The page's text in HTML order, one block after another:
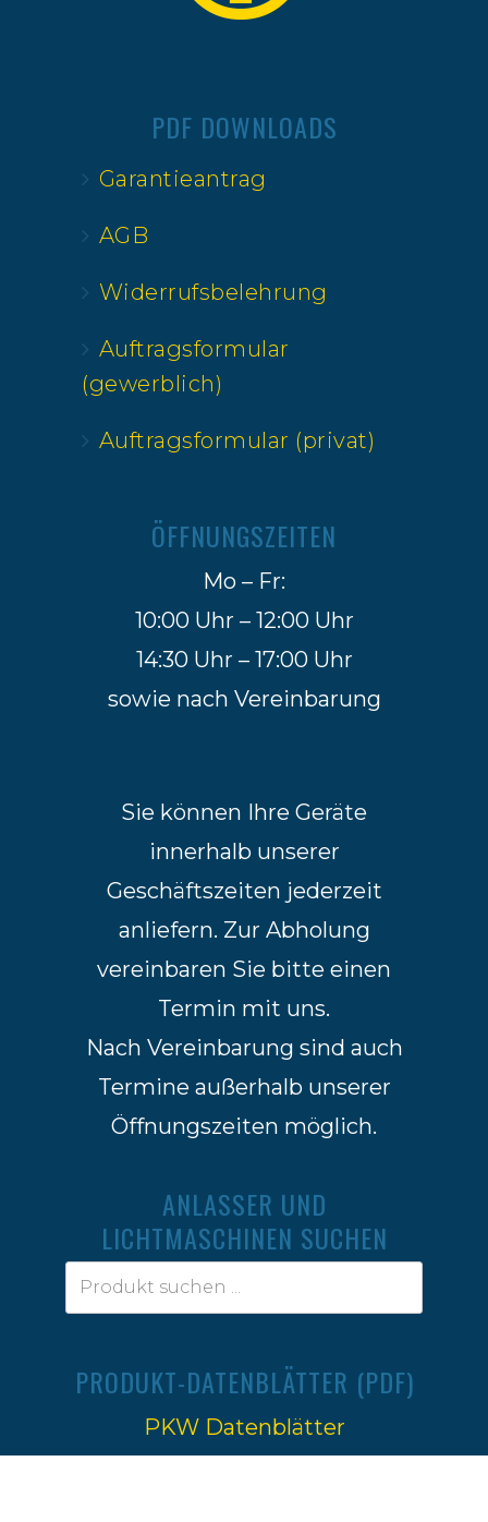
PDF DOWNLOADS
Garantieantrag
AGB
Widerrufsbelehrung
Auftragsformular
(gewerblich)
Auftragsformular (privat)
ÖFFNUNGSZEITEN
Mo – Fr:
10:00 Uhr – 12:00 Uhr
14:30 Uhr – 17:00 Uhr
sowie nach Vereinbarung
Sie können Ihre Geräte
innerhalb unserer
Geschäftszeiten jederzeit
anliefern. Zur Abholung
vereinbaren Sie bitte einen
Termin mit uns.
Nach Vereinbarung sind auch
Termine außerhalb unserer
Öffnungszeiten möglich.
ANLASSER UND
LICHTMASCHINEN SUCHEN
PRODUKT-DATENBLÄTTER (PDF)
PKW Datenblätter